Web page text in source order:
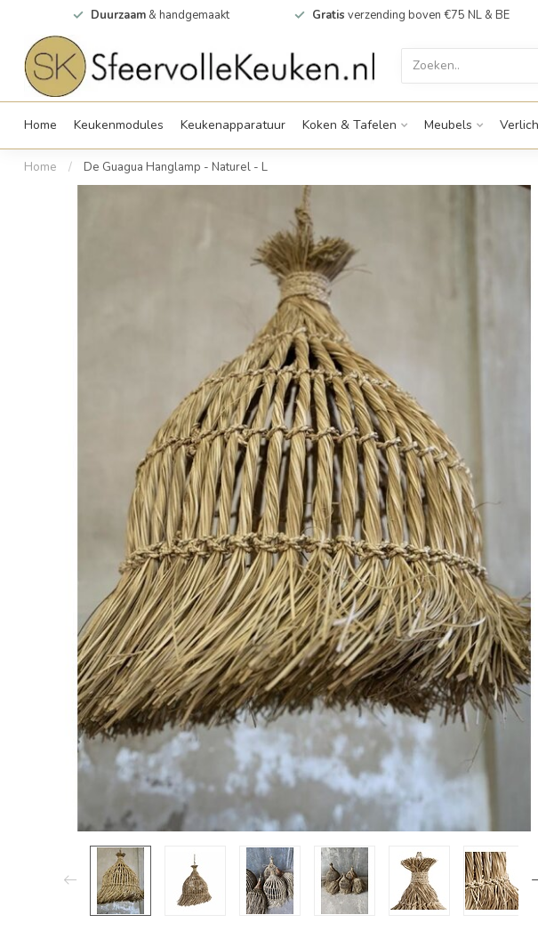
Duurzaam & handgemaakt Gratis verzending boven €75 NL & BE
Home Keukenmodules Keukenapparatuur Koken & Tafelen Meubels
Home / De Guagua Hanglamp - Naturel - L